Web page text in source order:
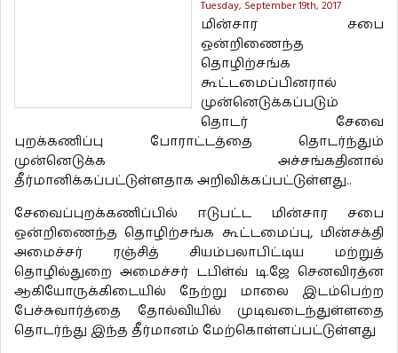
Tuesday, September 19th, 2017
மின்சார சபை
ஒன்றிணைந்த
தொழிற்சங்க
கூட்டமைப்பினரால்
முன்னெடுக்கப்படும்
தொடர் சேவை
புறக்கணிப்பு போராட்டத்தை தொடர்ந்தும்
முன்னெடுக்க அச்சங்கதினால்
தீர்மானிக்கப்பட்டுள்ளதாக அறிவிக்கப்பட்டுள்ளது..
சேவைப்புறக்கணிப்பில் ஈடுபட்ட மின்சார சபை
ஒன்றிணைந்த தொழிற்சங்க கூட்டமைப்பு, மின்சக்தி
அமைச்சர் ரஞ்சித் சியம்பலாபிட்டிய மற்றுத்
தொழில்துறை அமைச்சர் டபிள்வ் டி.ஜே செனவிரத்ன
ஆகியோருக்கிடையில் நேற்று மாலை இடம்பெற்ற
பேச்சுவார்த்தை தோல்வியில் முடிவடைந்துள்ளதை
தொடர்ந்து இந்த தீர்மானம் மேற்கொள்ளப்பட்டுள்ளது